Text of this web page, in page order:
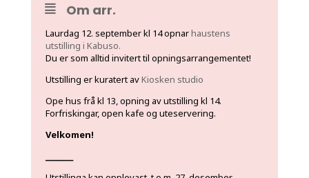
Om arr.
Laurdag 12. september kl 14 opnarhaustens
utstilling i Kabuso.
Du er som alltid invitert til opningsarrangementet!
Utstilling er kuratert avKiosken studio
Ope hus frå kl 13, opning av utstilling kl 14.
Forfriskingar, open kafe og uteservering.
Velkomen!